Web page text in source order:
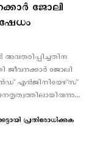
ജോലി
ജീവനക്കാർ ജോലി
ആൻഡ് എൻജിനിയേഴ്‌സ്‌
പ്രതിരോധിക്കുക